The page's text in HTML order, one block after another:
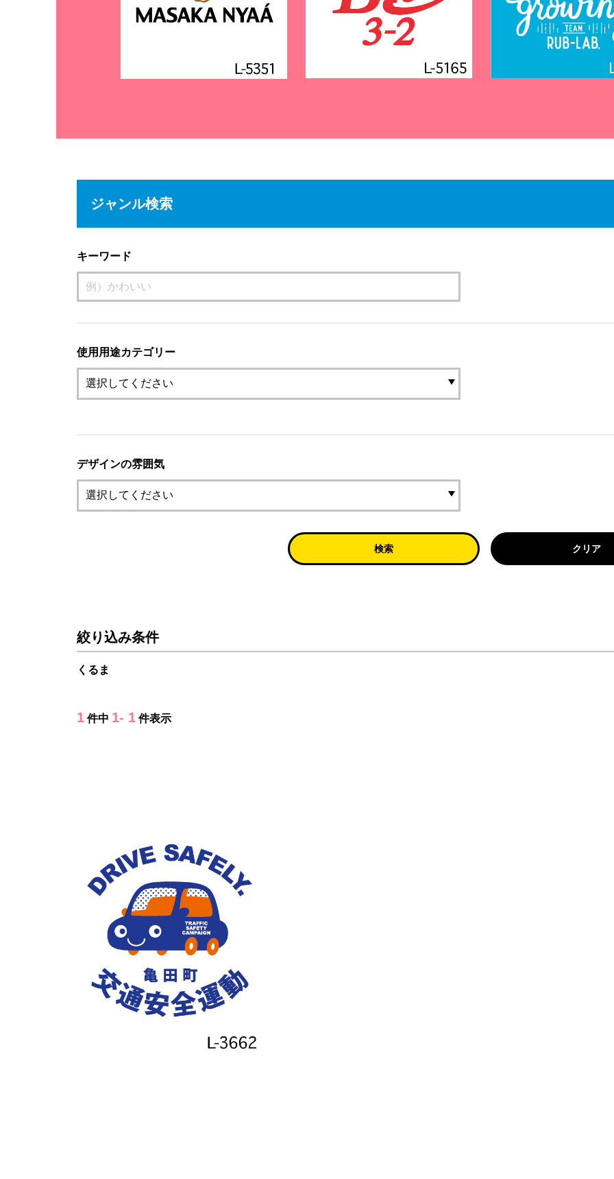
ジャンル検索
キーワード
使用用途カテゴリー
デザインの雰囲気
検索 クリア
絞り込み条件
くるま
1 件中 1- 1 件表示